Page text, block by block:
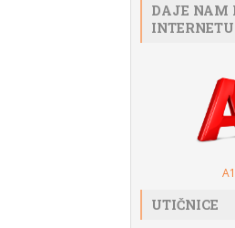
DAJE NAM
INTERNETU
A1
UTIČNICE